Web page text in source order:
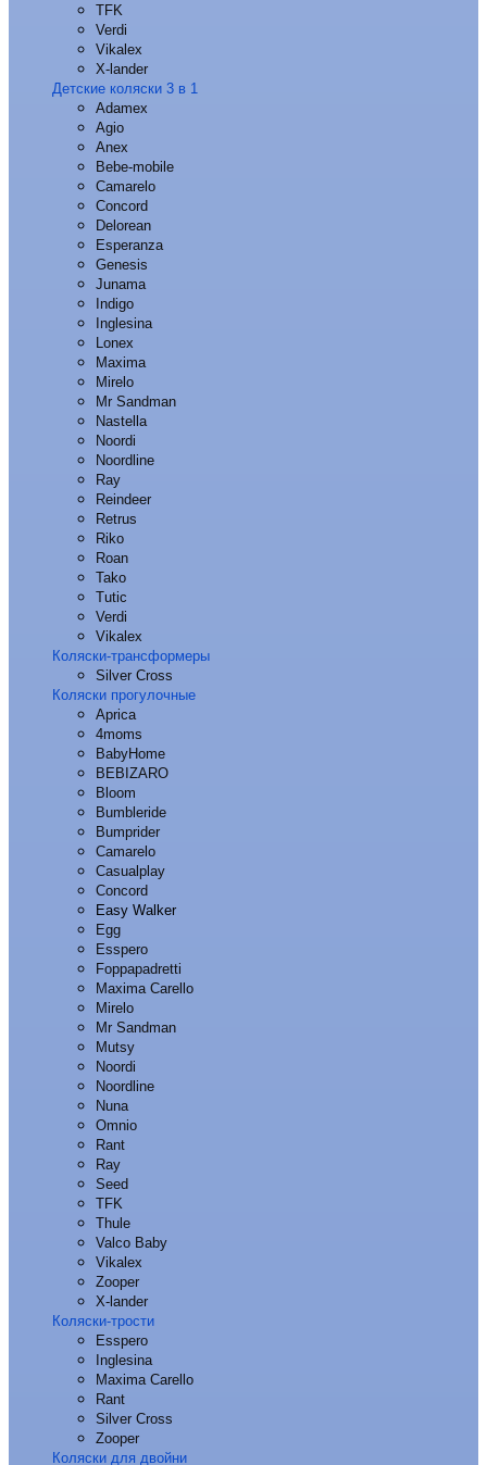
TFK
Verdi
Vikalex
X-lander
Детские коляски 3 в 1
Adamex
Agio
Anex
Bebe-mobile
Camarelo
Concord
Delorean
Esperanza
Genesis
Junama
Indigo
Inglesina
Lonex
Maxima
Mirelo
Mr Sandman
Nastella
Noordi
Noordline
Ray
Reindeer
Retrus
Riko
Roan
Tako
Tutic
Verdi
Vikalex
Коляски-трансформеры
Silver Cross
Коляски прогулочные
Aprica
4moms
BabyHome
BEBIZARO
Bloom
Bumbleride
Bumprider
Camarelo
Casualplay
Concord
Easy Walker
Egg
Esspero
Foppapadretti
Maxima Carello
Mirelo
Mr Sandman
Mutsy
Noordi
Noordline
Nuna
Omnio
Rant
Ray
Seed
TFK
Thule
Valco Baby
Vikalex
Zooper
X-lander
Коляски-трости
Esspero
Inglesina
Maxima Carello
Rant
Silver Cross
Zooper
Коляски для двойни